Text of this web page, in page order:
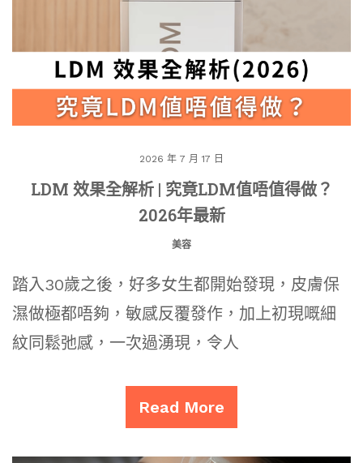
2026 年 7 月 17 日
LDM 效果全解析 | 究竟LDM值唔值得做？
2026年最新
美容
踏入30歲之後，好多女生都開始發現，皮膚保
濕做極都唔夠，敏感反覆發作，加上初現嘅細
紋同鬆弛感，一次過湧現，令人
Read More